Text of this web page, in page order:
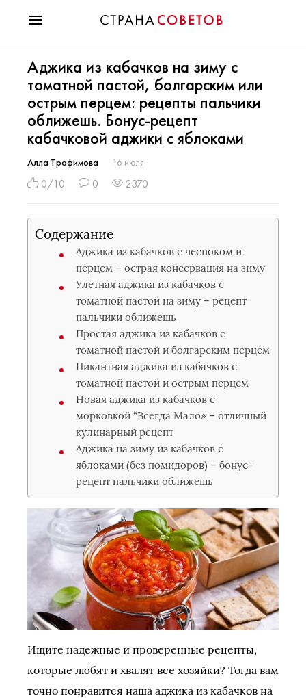
Мода
Звезды
Гороскопы
Здоровье
Психология
Хобби
Разное
Аджика из кабачков на зиму с
томатной пастой, болгарским или
острым перцем: рецепты пальчики
оближешь. Бонус-рецепт
кабачковой аджики с яблоками
Алла Трофимова 16 июля
0/10 0 2370
Содержание
Аджика из кабачков с чесноком и
перцем – острая консервация на зиму
Улетная аджика из кабачков с
томатной пастой на зиму – рецепт
пальчики оближешь
Простая аджика из кабачков с
томатной пастой и болгарским перцем
Пикантная аджика из кабачков с
томатной пастой и острым перцем
Новая аджика из кабачков с
морковкой “Всегда Мало» – отличный
кулинарный рецепт
Аджика на зиму из кабачков с
яблоками (без помидоров) – бонус-
рецепт пальчики оближешь
Ищите надежные и проверенные рецепты,
которые любят и хвалят все хозяйки? Тогда вам
точно понравится наша аджика из кабачков на